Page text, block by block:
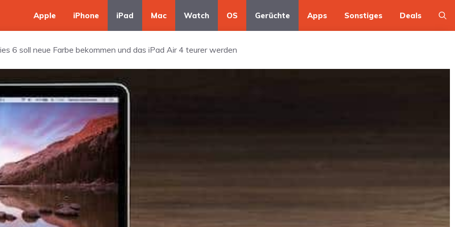
Apple iPhone iPad Mac Watch OS Gerüchte Apps Sonstiges Deals
6 soll neue Farbe bekommen und das iPad Air 4 teurer werden